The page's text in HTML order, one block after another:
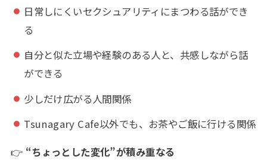
日常しにくいセクシュアリティにまつわる話ができ
る
自分と似た立場や経験のある人と、共感しながら話
ができる
少しだけ広がる人間関係
Tsunagary Cafe以外でも、お茶やご飯に行ける関係
👉 “ちょっとした変化”が積み重なる